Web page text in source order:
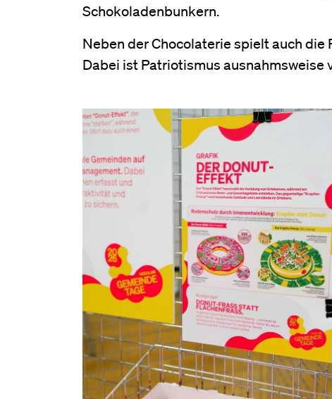
Schokoladenbunkern.
Neben der Chocolaterie spielt auch
Dabei ist Patriotismus ausnahmsweise